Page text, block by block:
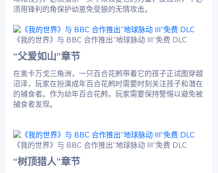
须用锋利的角保护幼崽免受狼的无情攻击。
《我的世界》与 BBC 合作推出“地球脉动 III”免费 DLC
“父爱如山”章节​
在奥卡万戈三角洲，一只百合花鹒带着它的孩子正试图穿越
沼泽，玩家在扮演成年百合花鹒时需要时刻关注孩子和潜在
的捕食者。作为幼年百合花鹒，玩家需要保持警惕以避免被
捕食者发现。
《我的世界》与 BBC 合作推出“地球脉动 III”免费 DLC
“树顶猎人”章节​